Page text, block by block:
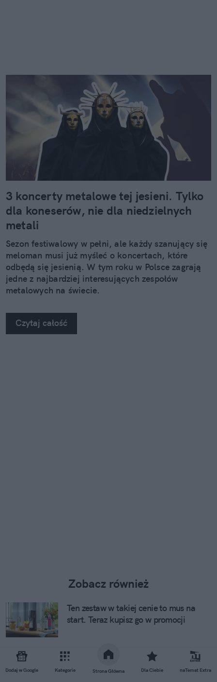
Dodaj w Google Kategorie Strona Główna Dla Ciebie naTemat Extra
3 koncerty metalowe tej jesieni. Tylko
dla koneserów, nie dla niedzielnych
metali
Sezon festiwalowy w pełni, ale każdy szanujący się
meloman musi już myśleć o koncertach, które
odbędą się jesienią. W tym roku w Polsce zagrają
jedne z najbardziej interesujących zespołów
metalowych na świecie.
Czytaj całość
Zobacz również
Ten zestaw w takiej cenie to mus na
start. Teraz kupisz go w promocji
Kolejna przedszkolna plaga po
wszawicy. Przenosi się bardzo szybko